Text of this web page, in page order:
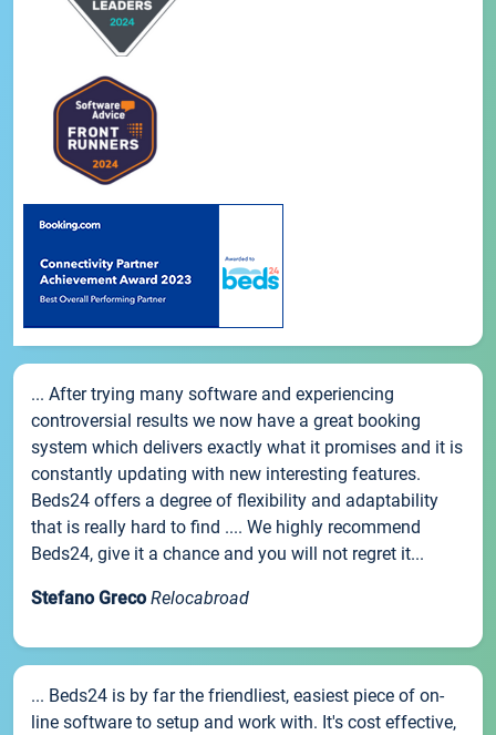
... After trying many software and experiencing
controversial results we now have a great booking
system which delivers exactly what it promises and it is
constantly updating with new interesting features.
Beds24 offers a degree of flexibility and adaptability
that is really hard to find .... We highly recommend
Beds24, give it a chance and you will not regret it...
Stefano Greco Relocabroad
... Beds24 is by far the friendliest, easiest piece of on-
line software to setup and work with. It's cost effective,